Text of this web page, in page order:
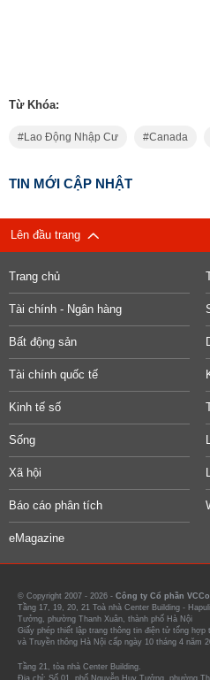
Từ Khóa:
Lao Động Nhập Cư Canada
TIN MỚI CẬP NHẬT
Lên đầu trang
Trang chủ
Tài chính - Ngân hàng
Bất động sản
Tài chính quốc tế
Kinh tế số
Sống
Xã hội
Báo cáo phân tích
eMagazine
© Copyright 2007 - 2026 - Công ty Cổ phần
Tầng 17, 19, 20, 21 Toà nhà Center Building -
Tưởng, phường Thanh Xuân, thành phố Hà Nội
Giấy phép thiết lập trang thông tin điện tử tổng
và Truyền thông Hà Nội cấp ngày 10 tháng 4 năm
Tầng 21, tòa nhà Center Building.
Địa chỉ: Số 01, phố Nguyễn Huy Tưởng, phường